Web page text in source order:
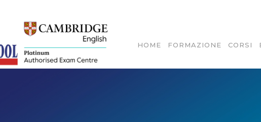
HOME FORMAZIONE CORSI